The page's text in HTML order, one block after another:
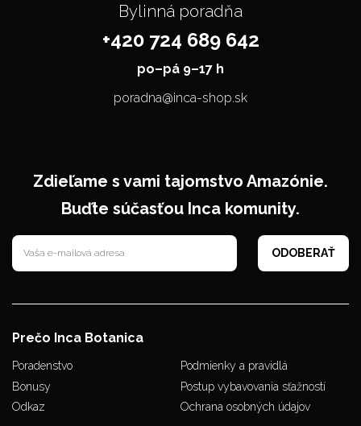
Bylinná poradňa
+420 724 689 642
po–⁠⁠⁠⁠⁠⁠pá 9–17 h
poradna@inca-shop.sk
Zdieľame s vami tajomstvo Amazónie.
Buďte súčasťou Inca komunity.
Prečo Inca Botanica
Poradenstvo
Bonusy
Odkaz
Podmienky a pravidlá
Postup vybavovania sťažností
Ochrana osobných údajov